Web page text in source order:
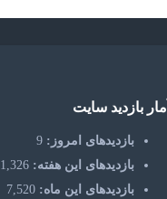
آمار بازدید سایت
بازدیدهای امروز:9
بازدیدهای این هفته:1,326
بازدیدهای این ماه:7,520